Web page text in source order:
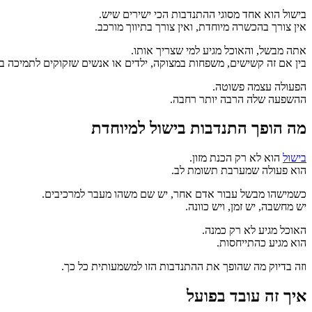
בישול הוא אחד מסוגי ההתנדבות הכי ישירים שיש.
אין צורך בהכשרה מיוחדת, ואין צורך בתיווך מורכב.
אתה מבשל, והאוכל מגיע למי שצריך אותו.
בין אם זה קשישים, משפחות במצוקה, ילדים או אנשים שזקוקים לתמיכה
הפעולה עצמה פשוטה.
ההשפעה שלה הרבה יותר רחבה.
מה הופך התנדבות בישול למיוחדת
בישול הוא לא רק הכנת מזון.
הוא פעולה שמערבת תשומת לב.
כשמישהו מבשל עבור אדם אחר, יש שם משהו מעבר למרכיבים.
יש מחשבה, יש זמן, ויש כוונה.
האוכל מגיע לא רק כמנה.
הוא מגיע כהתייחסות.
וזה בדיוק מה שהופך את ההתנדבות הזו למשמעותית כל כך.
איך זה עובד בפועל